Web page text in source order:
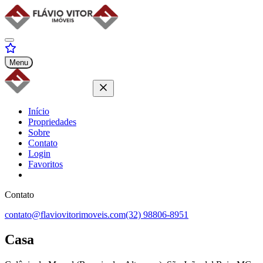
Menu
Início
Propriedades
Sobre
Contato
Login
Favoritos
Contato
contato@flaviovitorimoveis.com(32) 98806-8951
Casa